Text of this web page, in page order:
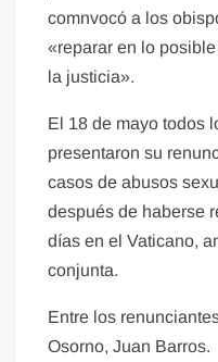
comnvocó a los
«reparar en lo
la justicia».
El 18 de mayo todos
presentaron su
casos de abusos
después de haberse
días en el Vaticano,
conjunta.
Entre los
Osorno, Juan Barros.